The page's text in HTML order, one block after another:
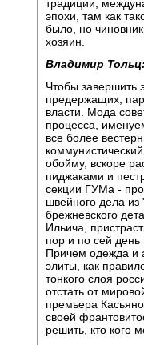
традиции,
эпохи, там как
было, но
хозяин.
Владимир
Чтобы завершить
предержащих,
власти. Мода
процесса,
все более
обойму, вскоре
пиджаками и
секции ГУМа -
швейного дела из
брежневского
Ильича,
пор и по сей день
Причем одежда и
элиты, как
тонкого слоя
отстать от
премьера
своей
решить, кто кого